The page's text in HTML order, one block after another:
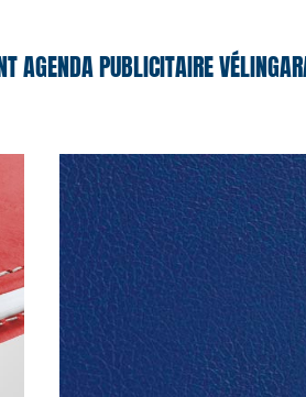
AGENDA PUBLICITAIRE